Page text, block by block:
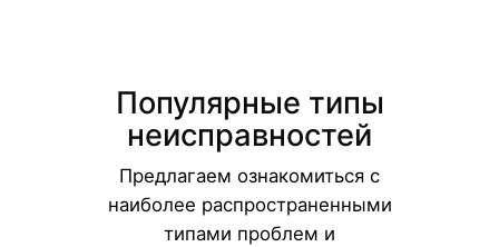
Популярные типы
неисправностей
Предлагаем ознакомиться с
наиболее распространенными
типами проблем и